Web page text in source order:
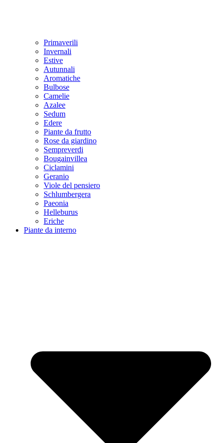
Primaverili
Invernali
Estive
Autunnali
Aromatiche
Bulbose
Camelie
Azalee
Sedum
Edere
Piante da frutto
Rose da giardino
Sempreverdi
Bougainvillea
Ciclamini
Geranio
Viole del pensiero
Schlumbergera
Paeonia
Helleburus
Eriche
Piante da interno